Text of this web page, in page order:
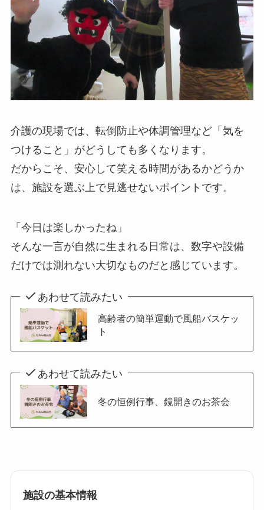
介護の現場では、転倒防止や体調管理など「気を
つけること」がどうしても多くなります。
だからこそ、安心して笑える時間があるかどうか
は、施設を選ぶ上で見逃せないポイントです。
「今日は楽しかったね」
そんな一言が自然に生まれる日常は、数字や設備
だけでは測れない大切なものだと感じています。
あわせて読みたい
高齢者の簡単運動で風船バスケッ
ト
あわせて読みたい
冬の恒例行事、鏡開きのお茶会
施設の基本情報